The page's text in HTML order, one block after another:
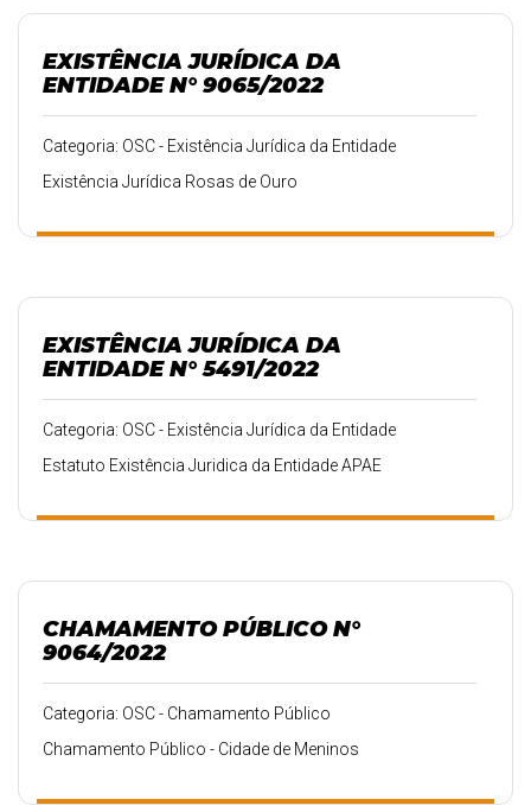
EXISTÊNCIA JURÍDICA DA
ENTIDADE N° 9065/2022
Categoria: OSC - Existência Jurídica da Entidade
Existência Jurídica Rosas de Ouro
EXISTÊNCIA JURÍDICA DA
ENTIDADE N° 5491/2022
Categoria: OSC - Existência Jurídica da Entidade
Estatuto Existência Juridica da Entidade APAE
CHAMAMENTO PÚBLICO N°
9064/2022
Categoria: OSC - Chamamento Público
Chamamento Público - Cidade de Meninos